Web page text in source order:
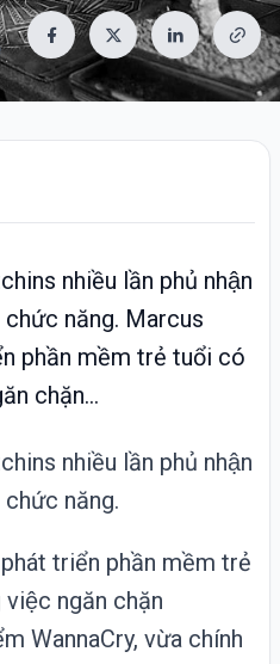
nhiều lần phủ nhận
năng. Marcus
phần mềm trẻ tuổi có
chặn...
nhiều lần phủ nhận
năng.
triển phần mềm trẻ
ngăn chặn
WannaCry, vừa chính